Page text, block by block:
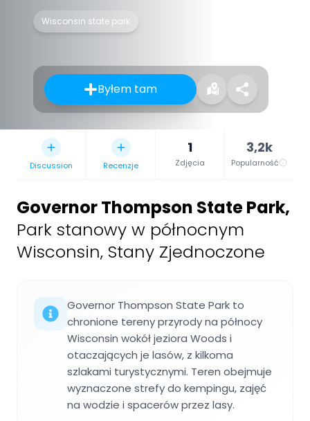
Wisconsin state park
Byłem tam
Discussion Recenzje
1
Zdjęcia
3,2k
Popularność
Governor Thompson State Park,
Park stanowy w północnym
Wisconsin, Stany Zjednoczone
Governor Thompson State Park to
chronione tereny przyrody na północy
Wisconsin wokół jeziora Woods i
otaczających je lasów, z kilkoma
szlakami turystycznymi. Teren obejmuje
wyznaczone strefy do kempingu, zajęć
na wodzie i spacerów przez lasy.